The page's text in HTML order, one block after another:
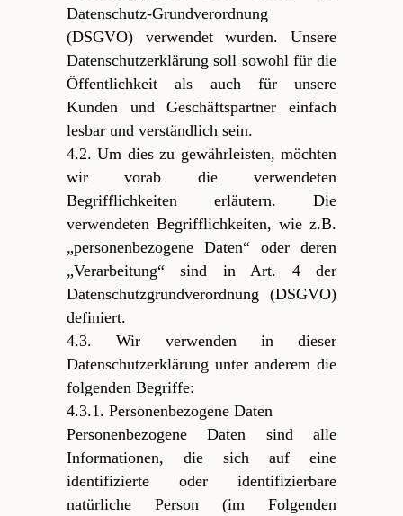
Datenschutz-Grundverordnung
(DSGVO) verwendet wurden. Unsere
Datenschutzerklärung soll sowohl für die
Öffentlichkeit als auch für unsere
Kunden und Geschäftspartner einfach
lesbar und verständlich sein.
4.2. Um dies zu gewährleisten, möchten
wir vorab die verwendeten
Begrifflichkeiten erläutern. Die
verwendeten Begrifflichkeiten, wie z.B.
„personenbezogene Daten“ oder deren
„Verarbeitung“ sind in Art. 4 der
Datenschutzgrundverordnung (DSGVO)
definiert.
4.3. Wir verwenden in dieser
Datenschutzerklärung unter anderem die
folgenden Begriffe:
4.3.1. Personenbezogene Daten
Personenbezogene Daten sind alle
Informationen, die sich auf eine
identifizierte oder identifizierbare
natürliche Person (im Folgenden